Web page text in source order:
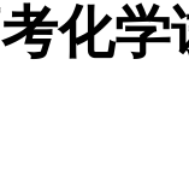
化